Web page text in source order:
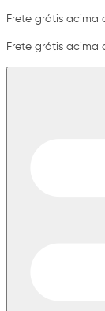
Frete grátis acima
Frete grátis acima